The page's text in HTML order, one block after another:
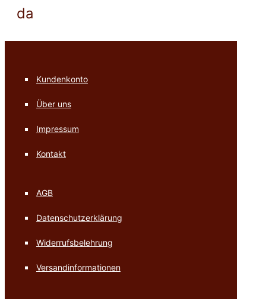
da
Kundenkonto
Über uns
Impressum
Kontakt
AGB
Datenschutzerklärung
Widerrufsbelehrung
Versandinformationen